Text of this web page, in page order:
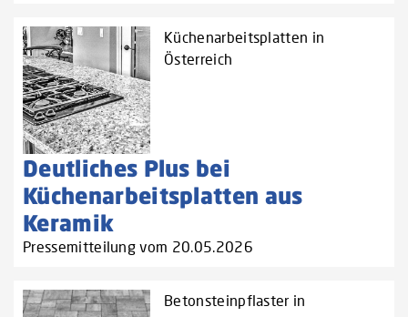
Küchenarbeitsplatten in
Österreich
Deutliches Plus bei
Küchenarbeitsplatten aus
Keramik
Pressemitteilung vom 20.05.2026
Betonsteinpflaster in